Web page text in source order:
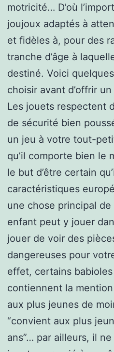
motricité… D’où
joujoux adaptés à
et fidèles à, pour des
tranche d’âge à
destiné. Voici
choisir avant d’offrir
Les jouets respectent
de sécurité bien
un jeu à votre tout-
qu’il comporte bien le
le but d’être certain
caractéristiques
une chose principal de
enfant peut y jouer
jouer de voir des
dangereuses pour
effet, certains
contiennent la
aux plus jeunes de
“convient aux plus
ans”… par ailleurs, il